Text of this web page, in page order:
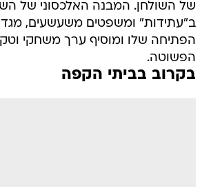
של השולחן. המבנה האלכסוני של
ב"עתידות" ומשפטים משעשעים,
הפתיחה שלו ומוסיף ערך משחקי
הפשוטה.
בקרוב בביתי הקפה